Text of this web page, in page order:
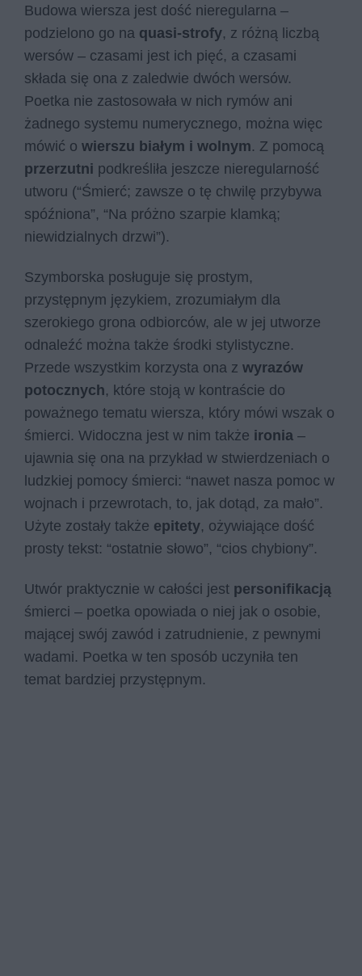
Budowa wiersza jest dość nieregularna –
podzielono go na quasi-strofy, z różną liczbą
wersów – czasami jest ich pięć, a czasami
składa się ona z zaledwie dwóch wersów.
Poetka nie zastosowała w nich rymów ani
żadnego systemu numerycznego, można więc
mówić o wierszu białym i wolnym. Z pomocą
przerzutni podkreśliła jeszcze nieregularność
utworu (“Śmierć; zawsze o tę chwilę przybywa
spóźniona”, “Na próżno szarpie klamką;
niewidzialnych drzwi”).
Szymborska posługuje się prostym,
przystępnym językiem, zrozumiałym dla
szerokiego grona odbiorców, ale w jej utworze
odnaleźć można także środki stylistyczne.
Przede wszystkim korzysta ona z wyrazów
potocznych, które stoją w kontraście do
poważnego tematu wiersza, który mówi wszak o
śmierci. Widoczna jest w nim także ironia –
ujawnia się ona na przykład w stwierdzeniach o
ludzkiej pomocy śmierci: “nawet nasza pomoc w
wojnach i przewrotach, to, jak dotąd, za mało”.
Użyte zostały także epitety, ożywiające dość
prosty tekst: “ostatnie słowo”, “cios chybiony”.
Utwór praktycznie w całości jest personifikacją
śmierci – poetka opowiada o niej jak o osobie,
mającej swój zawód i zatrudnienie, z pewnymi
wadami. Poetka w ten sposób uczyniła ten
temat bardziej przystępnym.